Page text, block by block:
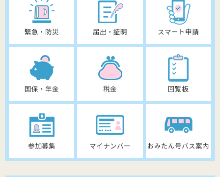
緊急・防災 届出・証明 スマート申請
国保・年金 税金 回覧板
参加募集 マイナンバー おみたん号バス案内